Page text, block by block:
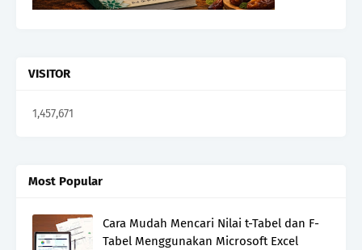
VISITOR
1,457,671
Most Popular
Cara Mudah Mencari Nilai t-Tabel dan F-
Tabel Menggunakan Microsoft Excel